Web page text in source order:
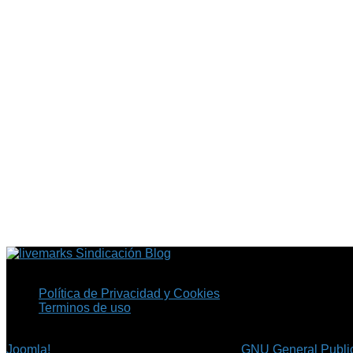
Sindicación Blog
Política de Privacidad y Cookies
Terminos de uso
Joomla!
GNU General